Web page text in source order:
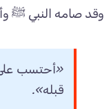
وقد صامه النبي ﷺ
«أحتسب على
قبله».